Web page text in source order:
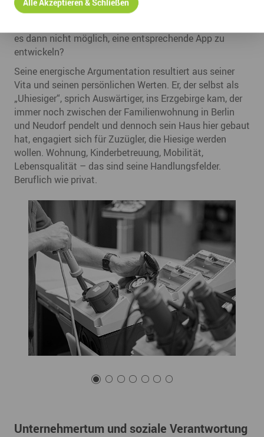
Arbeitskräften könne man doch nicht ignorieren. Und
es dann nicht möglich, eine entsprechende App zu
entwickeln?
Seine energische Argumentation resultiert aus seiner
Vita und seinen persönlichen Werten. Er, der selbst als
„Uhiesiger“, sprich Auswärtiger, ins Erzgebirge kam, der
immer noch zwischen der Familienwohnung in Berlin
und Neudorf pendelt und dennoch sein Haus hier gebaut
hat, engagiert sich für Zuzügler, die Hiesige werden
wollen. Wohnung, Kinderbetreuung, Mobilität,
Lebensqualität – das sind seine Handlungsfelder.
Beruflich wie privat.
Unternehmertum und soziale Verantwortung
Alle Akzeptieren & Schließen